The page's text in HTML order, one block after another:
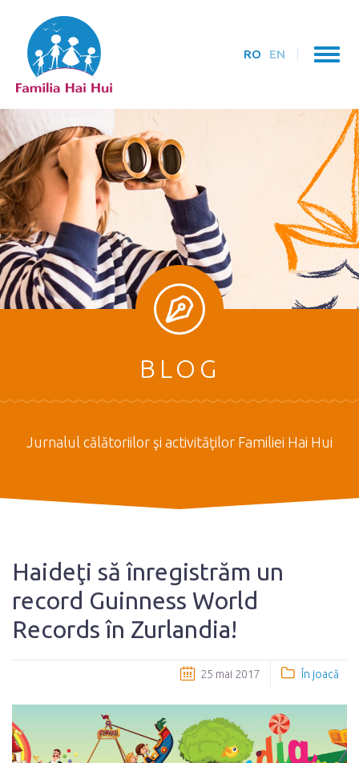
RO EN
BLOG
Jurnalul călătoriilor şi activităţilor Familiei Hai Hui
Haideţi să înregistrăm un
record Guinness World
Records în Zurlandia!
25 mai 2017 În joacă